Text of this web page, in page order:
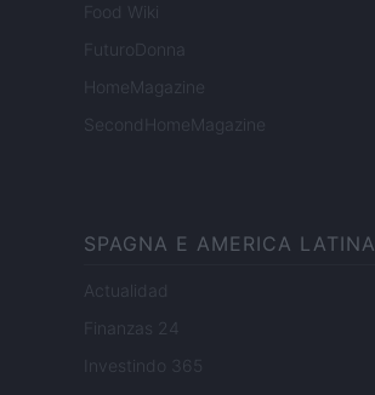
Food Wiki
FuturoDonna
HomeMagazine
SecondHomeMagazine
SPAGNA E AMERICA LATINA
Actualidad
Finanzas 24
Investindo 365